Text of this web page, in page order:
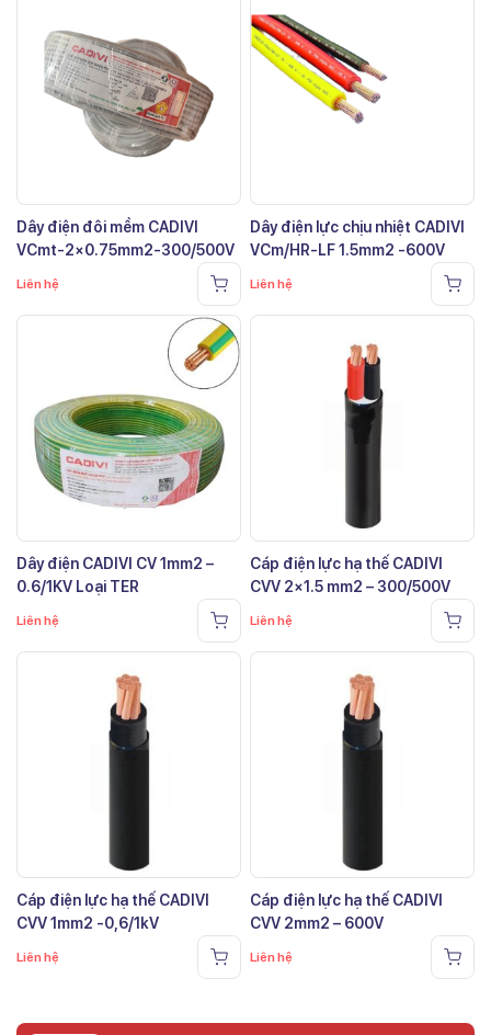
Dây điện đôi mềm CADIVI
VCmt-2×0.75mm2-300/500V
Liên hệ
Dây điện lực chịu nhiệt CADIVI
VCm/HR-LF 1.5mm2 -600V
Liên hệ
Dây điện CADIVI CV 1mm2 –
0.6/1KV Loại TER
Liên hệ
Cáp điện lực hạ thế CADIVI
CVV 2×1.5 mm2 – 300/500V
Liên hệ
Cáp điện lực hạ thế CADIVI
CVV 1mm2 -0,6/1kV
Liên hệ
Cáp điện lực hạ thế CADIVI
CVV 2mm2 – 600V
Liên hệ